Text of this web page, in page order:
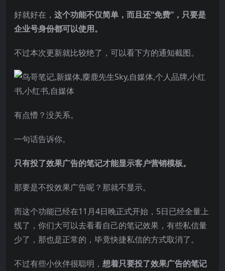
好就好在， 这个功能不仅简单，而且还“免费”，只要是
企业号身份都可以使用。
不过本次更新就比较绝了，可以看下方的通知截图。
有点懵？没关系。
一句话告诉你。
只有投了效果广告的笔记才能显示客户营销模板。
那要是不投效果广告呢？那就不显示。
而这个功能已经在11月4日晚正式开始，5日已经全量上
线了，你们大可以去看看自己的笔记效果，有些私信量
少了，那也是正常的，毕竟快捷私信的方式取消了。
不过有些小伙伴很聪明， 想着只要投了效果广告的笔记